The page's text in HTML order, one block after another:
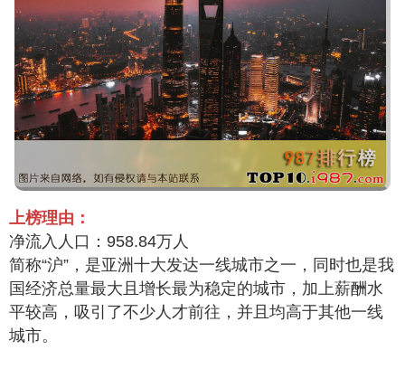
上榜理由：
净流入人口：958.84万人
简称“沪”，是亚洲十大发达一线城市之一，同时也是我
国经济总量最大且增长最为稳定的城市，加上薪酬水
平较高，吸引了不少人才前往，并且均高于其他一线
城市。